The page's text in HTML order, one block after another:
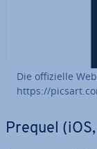
Die of­fi­zi­el­le
https://
Prequel